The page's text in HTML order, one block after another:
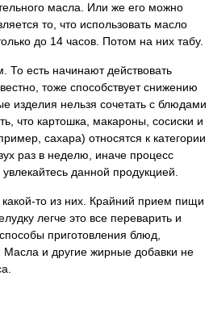
масла. Или же его можно
то, что использовать масло
до 14 часов. Потом на них табу.
То есть начинают действовать
тоже способствует снижению
изделия нельзя сочетать с блюдами
что картошка, макароны, сосиски и
сахара) относятся к категории
раз в неделю, иначе процесс
данной продукцией.
то из них. Крайний прием пищи
легче это все переварить и
приготовления блюд,
и другие жирные добавки не